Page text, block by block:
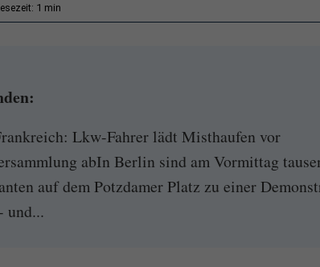
1 min
Lkw-Fahrer lädt Misthaufen vor
abIn Berlin sind am Vormittag
auf dem Potzdamer Platz zu einer
und...